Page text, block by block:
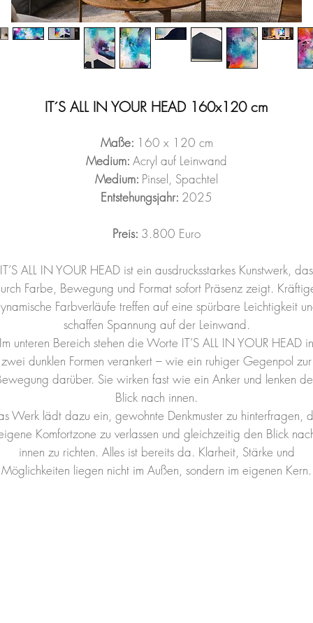
IT´S ALL IN YOUR HEAD 160x120 cm
Maße: 160 x 120 cm
Medium: Acryl auf Leinwand
Medium: Pinsel, Spachtel
Entstehungsjahr: 2025
Preis: 3.800 Euro
IT’S ALL IN YOUR HEAD ist ein ausdrucksstarkes Kunstwerk, das
Farbe, Bewegung und Format sofort Präsenz zeigt.
Farbverläufe treffen auf eine spürbare Leichtigkeit
schaffen Spannung auf der Leinwand.
Im unteren Bereich stehen die Worte IT’S ALL IN YOUR HEAD in
zwei dunklen Formen verankert – wie ein ruhiger Gegenpol zur
darüber. Sie wirken fast wie ein Anker und lenken
Blick nach innen.
Werk lädt dazu ein, gewohnte Denkmuster zu hinterfragen,
Komfortzone zu verlassen und gleichzeitig den Blick
innen zu richten. Alles ist bereits da. Klarheit, Stärke und
Möglichkeiten liegen nicht im Außen, sondern im eigenen Kern.